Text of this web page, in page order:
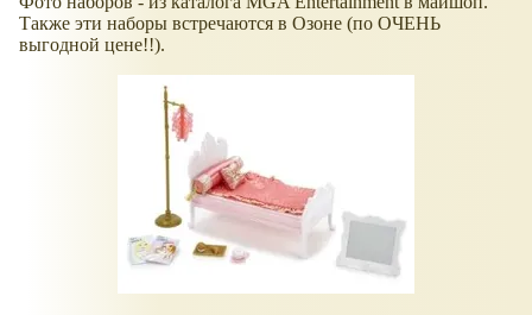
Также эти наборы встречаются в Озоне (по ОЧЕНЬ
выгодной цене!!).